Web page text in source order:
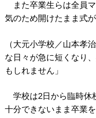
また卒業生らは全員
気のため開けたまま式が
（大元小学校／山本
な日々が急に短くなり
もしれません」
学校は2日から臨時休
十分できないまま卒業を